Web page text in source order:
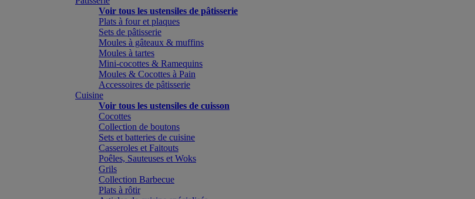
Voir tous les ustensiles de pâtisserie
Plats à four et plaques
Sets de pâtisserie
Moules à gâteaux & muffins
Moules à tartes
Mini-cocottes & Ramequins
Moules & Cocottes à Pain
Accessoires de pâtisserie
Cuisine
Voir tous les ustensiles de cuisson
Cocottes
Collection de boutons
Sets et batteries de cuisine
Casseroles et Faitouts
Poêles, Sauteuses et Woks
Grils
Collection Barbecue
Plats à rôtir